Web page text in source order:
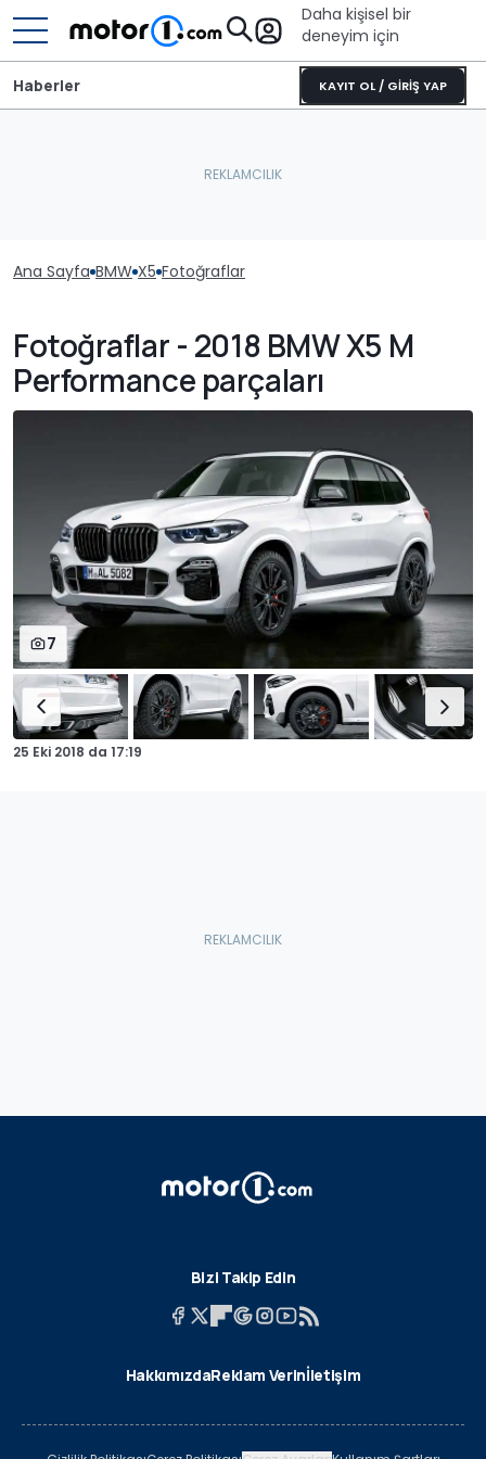
Daha kişisel bir
deneyim için
KAYIT OL / GİRİŞ YAP
Haberler
Ana Sayfa BMW X5 Fotoğraflar
Fotoğraflar - 2018 BMW X5 M
Performance parçaları
7
25 Eki 2018 da 17:19
Bizi Takip Edin
HakkımızdaReklam Verinİletişim